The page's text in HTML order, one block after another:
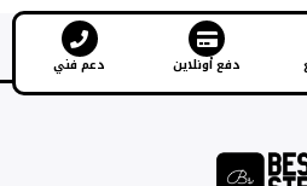
دفع أونلاين دعم فني